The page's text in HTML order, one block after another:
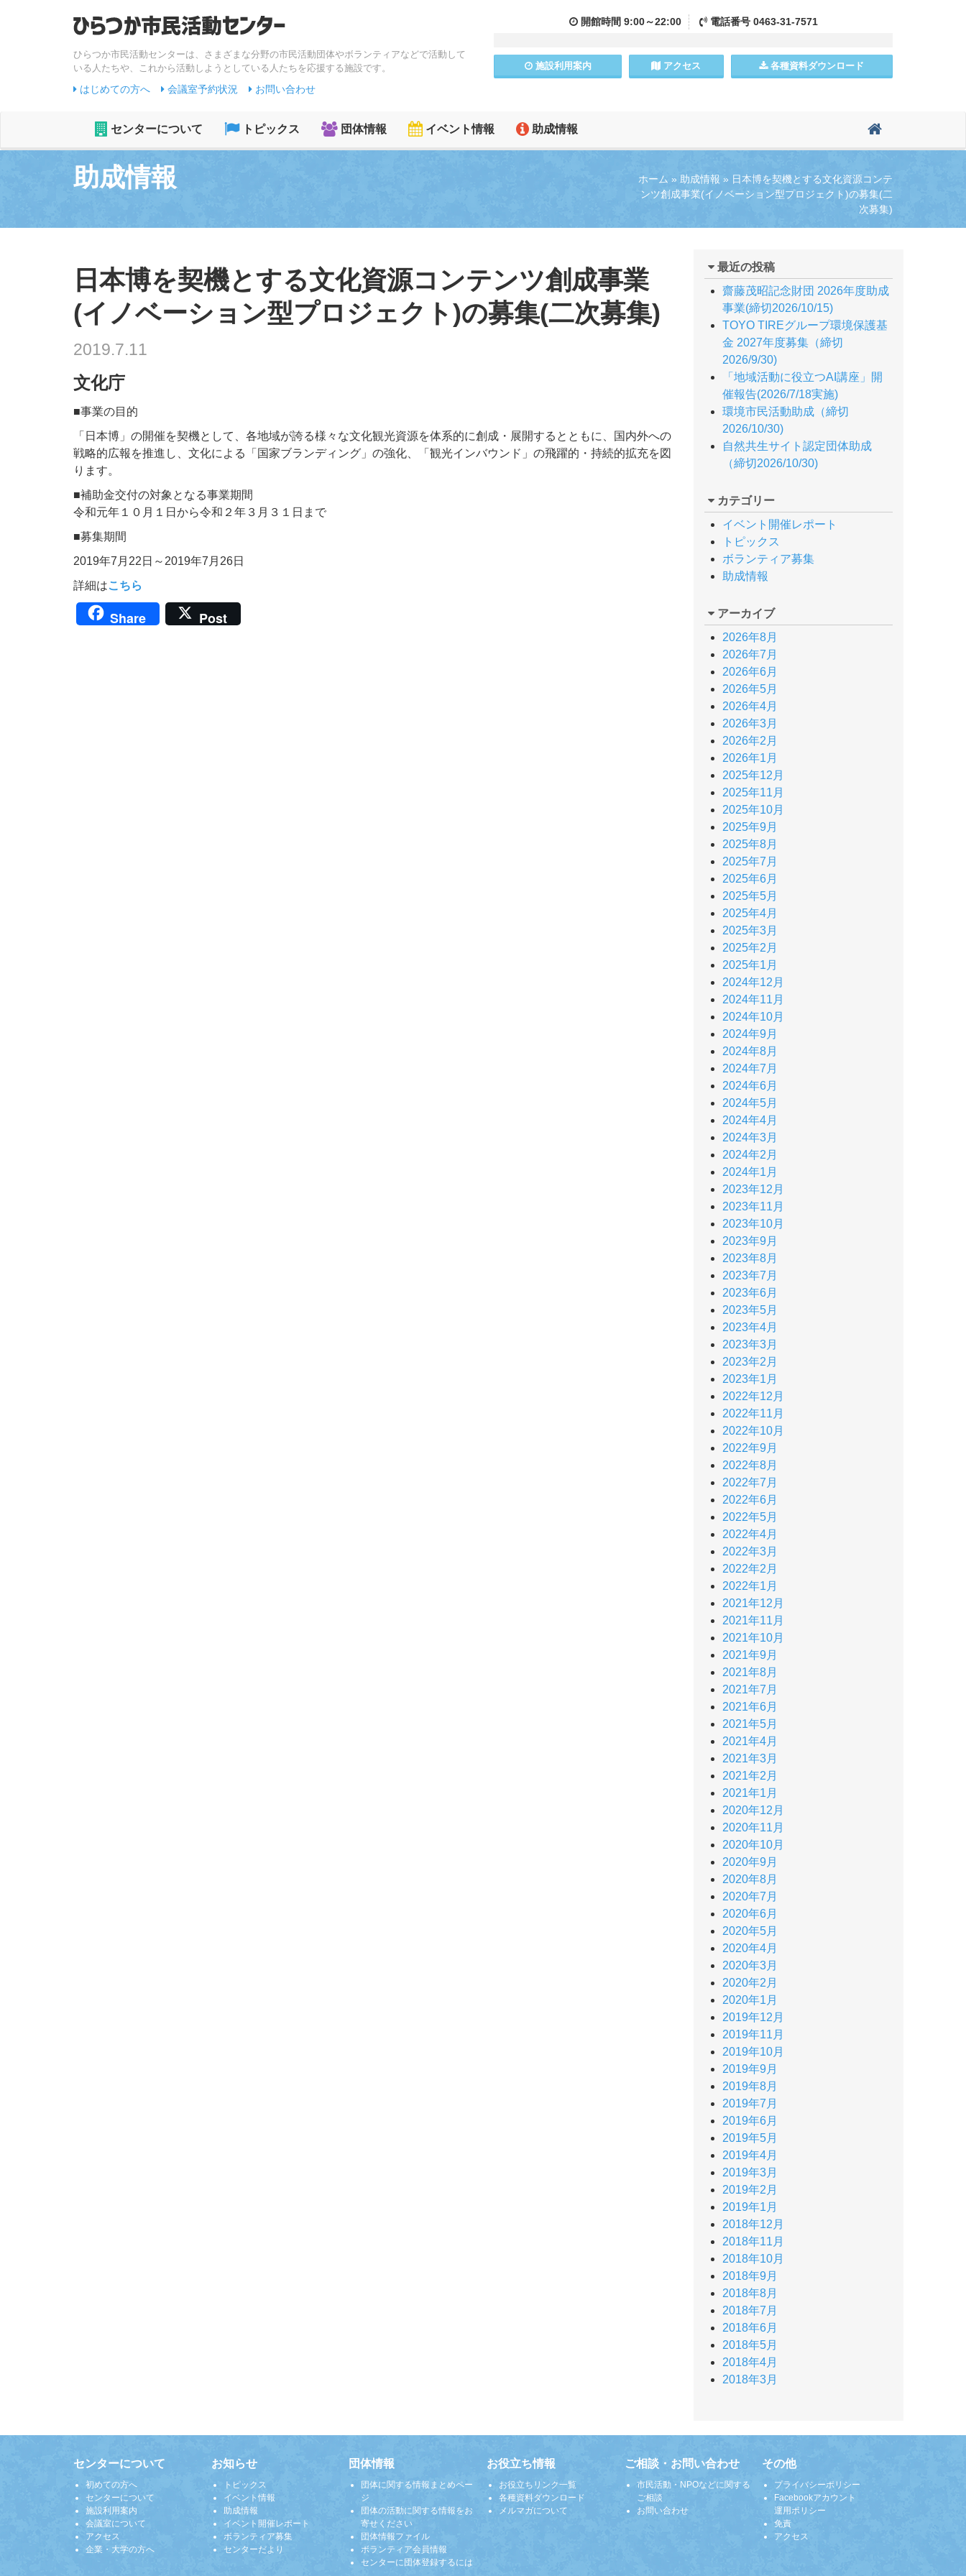
ひらつか市民活動センターは、さまざまな分野の市民活動団体やボランティアなどで活動して
いる人たちや、これから活動しようとしている人たちを応援する施設です。
はじめての方へ 会議室予約状況 お問い合わせ
開館時間 9:00～22:00 電話番号0463-31-7571
施設利用案内 アクセス 各種資料ダウンロード
センターについて トピックス 団体情報 イベント情報 助成情報
ホーム » 助成情報 » 日本博を契機とする文化資源コンテ
ンツ創成事業(イノベーション型プロジェクト)の募集(二
次募集)
助成情報
日本博を契機とする文化資源コンテンツ創成事業
(イノベーション型プロジェクト)の募集(二次募集)
2019.7.11
文化庁
■事業の目的
「日本博」の開催を契機として、各地域が誇る様々な文化観光資源を体系的に創成・展開するとともに、国内外への
戦略的広報を推進し、文化による「国家ブランディング」の強化、「観光インバウンド」の飛躍的・持続的拡充を図
ります。
■補助金交付の対象となる事業期間
令和元年１０月１日から令和２年３月３１日まで
■募集期間
2019年7月22日～2019年7月26日
詳細はこちら
Share Post
最近の投稿
齋藤茂昭記念財団 2026年度助成
事業(締切2026/10/15)
TOYO TIREグループ環境保護基
金 2027年度募集（締切
2026/9/30)
「地域活動に役立つAI講座」開
催報告(2026/7/18実施)
環境市民活動助成（締切
2026/10/30)
自然共生サイト認定団体助成
（締切2026/10/30)
カテゴリー
イベント開催レポート
トピックス
ボランティア募集
助成情報
アーカイブ
2026年8月
2026年7月
2026年6月
2026年5月
2026年4月
2026年3月
2026年2月
2026年1月
2025年12月
2025年11月
2025年10月
2025年9月
2025年8月
2025年7月
2025年6月
2025年5月
2025年4月
2025年3月
2025年2月
2025年1月
2024年12月
2024年11月
2024年10月
2024年9月
2024年8月
2024年7月
2024年6月
2024年5月
2024年4月
2024年3月
2024年2月
2024年1月
2023年12月
2023年11月
2023年10月
2023年9月
2023年8月
2023年7月
2023年6月
2023年5月
2023年4月
2023年3月
2023年2月
2023年1月
2022年12月
2022年11月
2022年10月
2022年9月
2022年8月
2022年7月
2022年6月
2022年5月
2022年4月
2022年3月
2022年2月
2022年1月
2021年12月
2021年11月
2021年10月
2021年9月
2021年8月
2021年7月
2021年6月
2021年5月
2021年4月
2021年3月
2021年2月
2021年1月
2020年12月
2020年11月
2020年10月
2020年9月
2020年8月
2020年7月
2020年6月
2020年5月
2020年4月
2020年3月
2020年2月
2020年1月
2019年12月
2019年11月
2019年10月
2019年9月
2019年8月
2019年7月
2019年6月
2019年5月
2019年4月
2019年3月
2019年2月
2019年1月
2018年12月
2018年11月
2018年10月
2018年9月
2018年8月
2018年7月
2018年6月
2018年5月
2018年4月
2018年3月
センターについて
初めての方へ
センターについて
施設利用案内
会議室について
アクセス
企業・大学の方へ
お知らせ
トピックス
イベント情報
助成情報
イベント開催レポート
ボランティア募集
センターだより
団体情報
団体に関する情報まとめペー
ジ
団体の活動に関する情報をお
寄せください
団体情報ファイル
ボランティア会員情報
センターに団体登録するには
お役立ち情報
お役立ちリンク一覧
各種資料ダウンロード
メルマガについて
ご相談・お問い合わせ
市民活動・NPOなどに関する
ご相談
お問い合わせ
その他
プライバシーポリシー
Facebookアカウント
運用ポリシー
免責
アクセス